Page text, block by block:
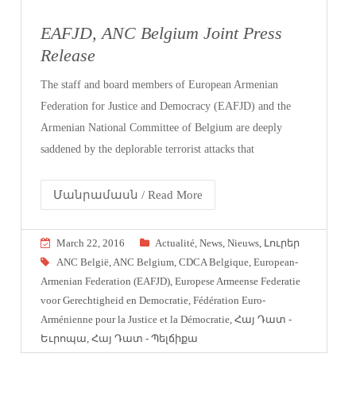
EAFJD, ANC Belgium Joint Press
Release
The staff and board members of European Armenian
Federation for Justice and Democracy (EAFJD) and the
Armenian National Committee of Belgium are deeply
saddened by the deplorable terrorist attacks that
Մանրամասն / Read More
March 22, 2016 Actualité, News, Nieuws, Լուրեր
ANC België,ANC Belgium,CDCA Belgique,European-
Armenian Federation (EAFJD),Europese Armeense Federatie
voor Gerechtigheid en Democratie,Fédération Euro-
Arménienne pour la Justice et la Démocratie,Հայ Դատ -
Եւրոպա,Հայ Դատ - Պելճիքա